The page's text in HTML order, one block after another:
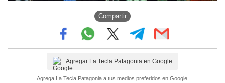
Compartir
Agregar La Tecla Patagonia en Google
Agrega La Tecla Patagonia a tus medios preferidos en Google.